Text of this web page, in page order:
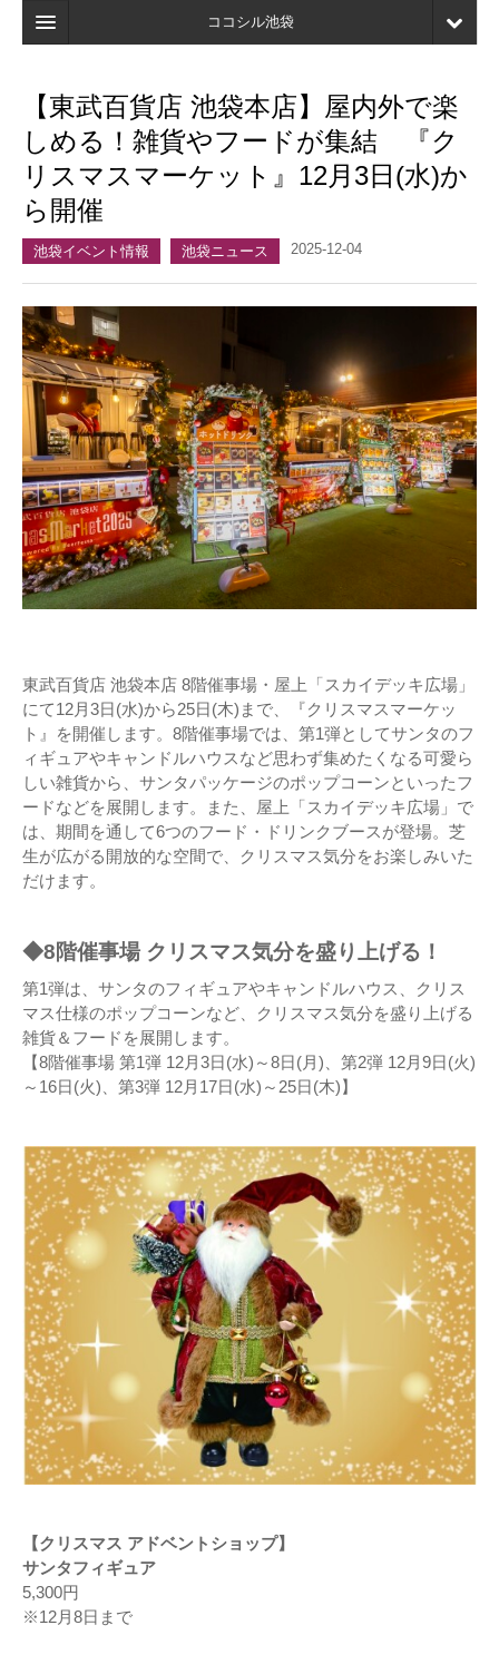
ココシル池袋
検索
店舗・施設最新情報
口コミ
マイページ
【東武百貨店 池袋本店】屋内外で楽
しめる！雑貨やフードが集結 『ク
リスマスマーケット』12月3日(水)か
ら開催
池袋イベント情報 池袋ニュース 2025-12-04
東武百貨店 池袋本店 8階催事場・屋上「スカイデッキ広場」
にて12月3日(水)から25日(木)まで、『クリスマスマーケッ
ト』を開催します。8階催事場では、第1弾としてサンタのフ
ィギュアやキャンドルハウスなど思わず集めたくなる可愛ら
しい雑貨から、サンタパッケージのポップコーンといったフ
ードなどを展開します。また、屋上「スカイデッキ広場」で
は、期間を通して6つのフード・ドリンクブースが登場。芝
生が広がる開放的な空間で、クリスマス気分をお楽しみいた
だけます。
◆8階催事場 クリスマス気分を盛り上げる！
第1弾は、サンタのフィギュアやキャンドルハウス、クリス
マス仕様のポップコーンなど、クリスマス気分を盛り上げる
雑貨＆フードを展開します。
【8階催事場 第1弾 12月3日(水)～8日(月)、第2弾 12月9日(火)
～16日(火)、第3弾 12月17日(水)～25日(木)】
【クリスマス アドベントショップ】
サンタフィギュア
5,300円
※12月8日まで